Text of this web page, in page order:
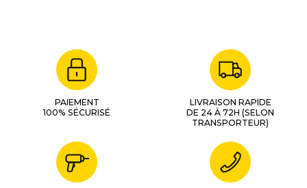
PAIEMENT
100% SÉCURISÉ
LIVRAISON RAPIDE
DE 24 À 72H (SELON
TRANSPORTEUR)